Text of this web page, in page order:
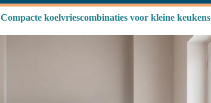
Compacte koelvriescombinaties voor kleine keukens